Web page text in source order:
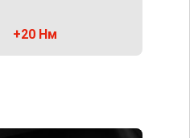
+20 Нм